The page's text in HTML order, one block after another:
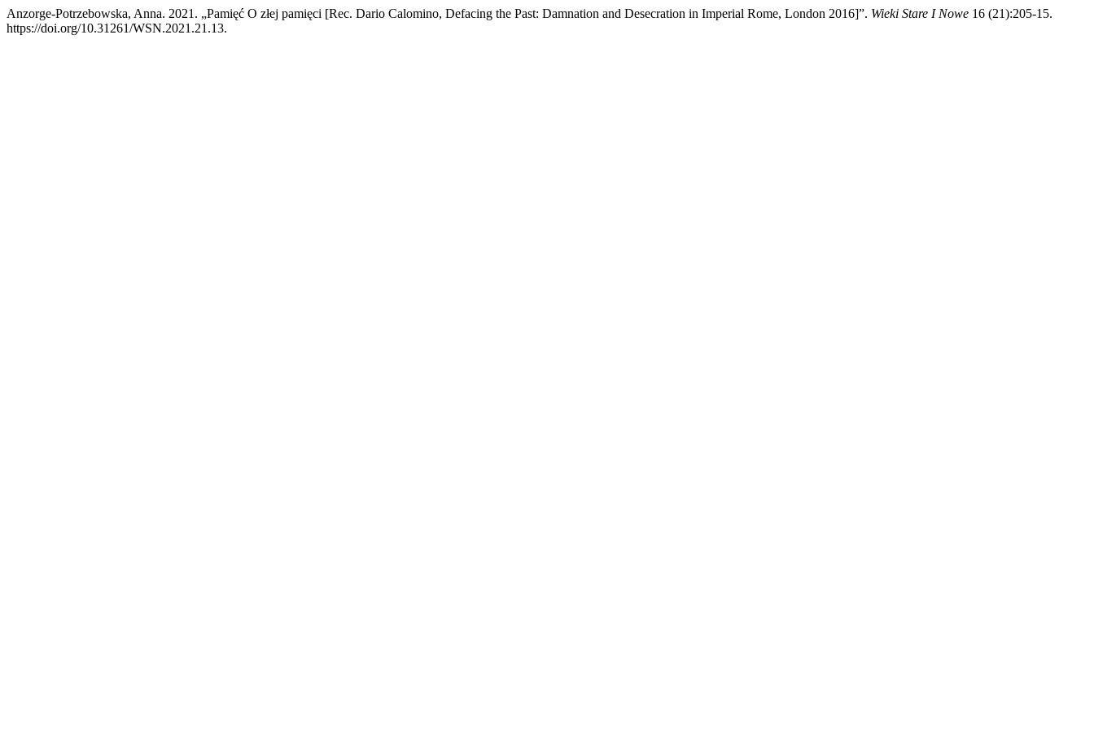
Anzorge-Potrzebowska, Anna. 2021. „Pamięć O złej pamięci [Rec. Dario Calomino, Defacing the Past: Damnation and Desecration in Imperial Rome, London 2016]”. Wieki Stare I Nowe 16 (21):205-15.
https://doi.org/10.31261/WSN.2021.21.13.